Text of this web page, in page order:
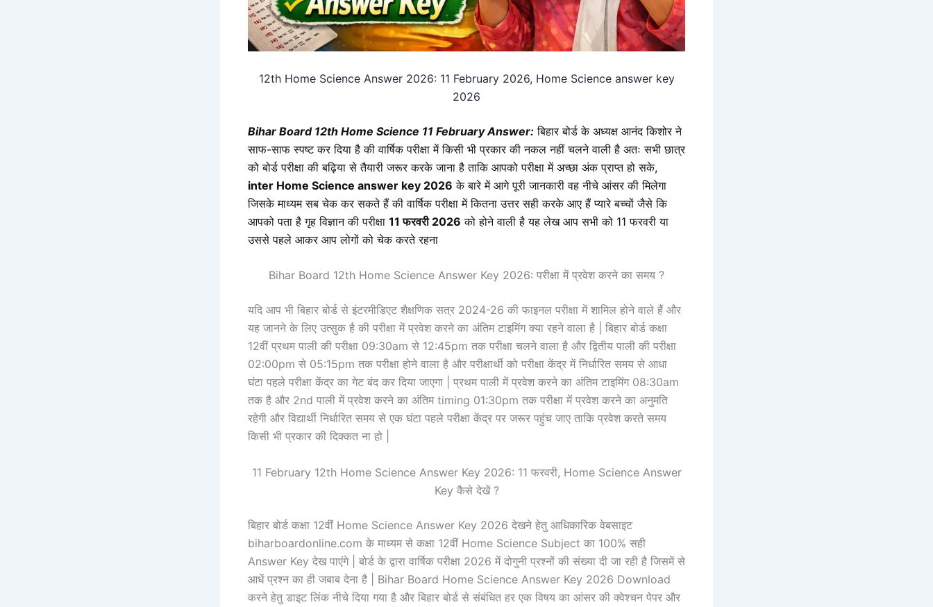
12th Home Science Answer 2026: 11 February 2026, Home Scienceanswer key
2026
Bihar Board 12th Home Science 11 February Answer: बिहार बोर्ड के अध्यक्ष आनंद किशोर ने
साफ-साफ स्पष्ट कर दिया है की वार्षिक परीक्षा में किसी भी प्रकार की नकल नहीं चलने वाली है अतः सभी छात्र
को बोर्ड परीक्षा की बढ़िया से तैयारी जरूर करके जाना है ताकि आपको परीक्षा में अच्छा अंक प्राप्त हो सके,
inter Home Science answer key 2026 के बारे में आगे पूरी जानकारी वह नीचे आंसर की मिलेगा
जिसके माध्यम सब चेक कर सकते हैं की वार्षिक परीक्षा में कितना उत्तर सही करके आए हैं प्यारे बच्चों जैसे कि
आपको पता हैगृह विज्ञानकी परीक्षा 11 फरवरी 2026 को होने वाली है यह लेख आप सभी को 11 फरवरी या
उससे पहले आकर आप लोगों को चेक करते रहना
Bihar Board 12th Home Science Answer Key 2026: परीक्षा में प्रवेश करने का समय ?
यदि आप भी बिहार बोर्ड से इंटरमीडिएट शैक्षणिक सत्र 2024-26 की फाइनल परीक्षा में शामिल होने वाले हैं और
यह जानने के लिए उत्सुक है की परीक्षा में प्रवेश करने का अंतिम टाइमिंग क्या रहने वाला है | बिहार बोर्ड कक्षा
12वीं प्रथम पाली की परीक्षा 09:30am से 12:45pm तक परीक्षा चलने वाला है और द्वितीय पाली की परीक्षा
02:00pm से 05:15pm तक परीक्षा होने वाला है और परीक्षार्थी को परीक्षा केंद्र में निर्धारित समय से आधा
घंटा पहले परीक्षा केंद्र का गेट बंद कर दिया जाएगा | प्रथम पाली में प्रवेश करने का अंतिम टाइमिंग 08:30am
तक है और 2nd पाली में प्रवेश करने का अंतिम timing 01:30pm तक परीक्षा में प्रवेश करने का अनुमति
रहेगी और विद्यार्थी निर्धारित समय से एक घंटा पहले परीक्षा केंद्र पर जरूर पहुंच जाए ताकि प्रवेश करते समय
किसी भी प्रकार की दिक्कत ना हो |
11 February 12th Home Science Answer Key 2026: 11 फरवरी, Home Science Answer
Key कैसे देखें ?
बिहार बोर्ड कक्षा 12वीं Home Science Answer Key 2026 देखने हेतु आधिकारिक वेबसाइट
biharboardonline.com के माध्यम से कक्षा 12वीं Home Science Subject का 100% सही
Answer Key देख पाएंगे | बोर्ड के द्वारा वार्षिक परीक्षा 2026 में दोगुनी प्रश्नों की संख्या दी जा रही है जिसमें से
आधें प्रश्न का ही जबाब देना है | Bihar Board Home Science Answer Key 2026 Download
करने हेतु डाइट लिंक नीचे दिया गया है और बिहार बोर्ड से संबंधित हर एक विषय का आंसर की क्वेश्चन पेपर और